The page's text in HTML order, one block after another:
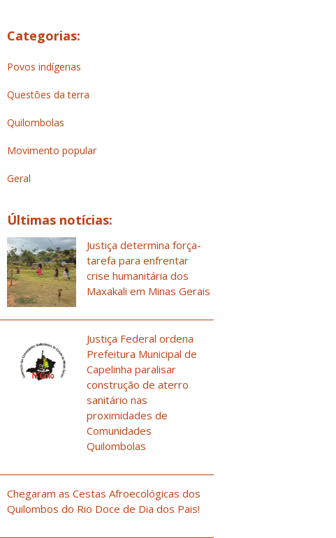
Categorias:
Povos indígenas
Questões da terra
Quilombolas
Movimento popular
Geral
Últimas notícias:
Justiça determina força-
tarefa para enfrentar
crise humanitária dos
Maxakali em Minas Gerais
Justiça Federal ordena
Prefeitura Municipal de
Capelinha paralisar
construção de aterro
sanitário nas
proximidades de
Comunidades
Quilombolas
Chegaram as Cestas Afroecológicas dos
Quilombos do Rio Doce de Dia dos Pais!